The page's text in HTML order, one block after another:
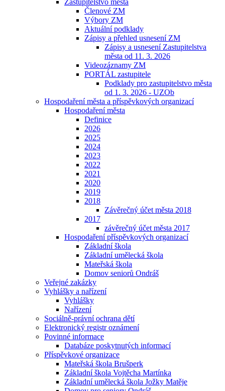
Zastupitelstvo města
Členové ZM
Výbory ZM
Aktuální podklady
Zápisy a přehled usnesení ZM
Zápisy a usnesení Zastupitelstva
města od 11. 3. 2026
Videozáznamy ZM
PORTÁL zastupitele
Podklady pro zastupitelstvo města
od 1. 3. 2026 - UZOb
Hospodaření města a příspěvkových organizací
Hospodaření města
Definice
2026
2025
2024
2023
2022
2021
2020
2019
2018
Závěrečný účet města 2018
2017
závěrečný účet města 2017
Hospodaření příspěvkových organizací
Základní škola
Základní umělecká škola
Mateřská škola
Domov seniorů Ondráš
Veřejné zakázky
Vyhlášky a nařízení
Vyhlášky
Nařízení
Sociálně-právní ochrana dětí
Elektronický registr oznámení
Povinné informace
Databáze poskytnutých informací
Příspěvkové organizace
Mateřská škola Brušperk
Základní škola Vojtěcha Martínka
Základní umělecká škola Jožky Matěje